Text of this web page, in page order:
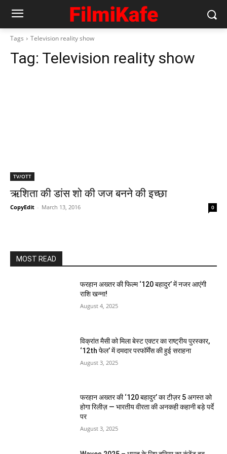
Tags Television reality show
Tag: Television reality show
TV/OTT
ऋशिता की डांस शो की जज बनने की इच्छा
CopyEdit - March 13, 2016 0
MOST READ
फरहान अख्तर की फिल्म ‘120 बहादुर’ में नजर आएंगी
राशि खन्ना!
August 4, 2025
विक्रांत मैसी को मिला बेस्ट एक्टर का राष्ट्रीय पुरस्कार,
‘12th फेल’ में दमदार परफॉर्मेंस की हुई सराहना
August 3, 2025
फरहान अख्तर की ‘120 बहादुर’ का टीज़र 5 अगस्त को
होगा रिलीज़ — भारतीय वीरता की अनकही कहानी बड़े पर्दे
पर
August 3, 2025